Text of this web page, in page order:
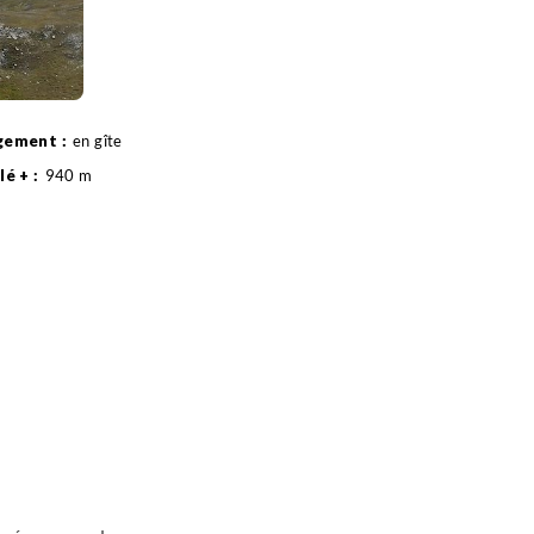
en gîte
940 m
- Ville-Vieille